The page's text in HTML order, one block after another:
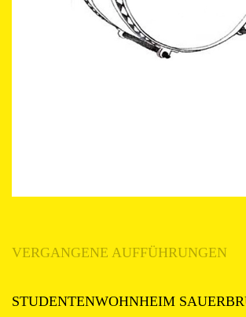
VERGANGENE AUFFÜHRUNGEN
STUDENTENWOHNHEIM